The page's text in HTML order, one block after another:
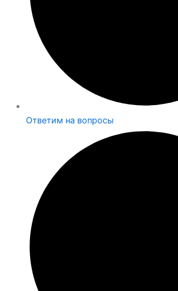
Ответим на вопросы